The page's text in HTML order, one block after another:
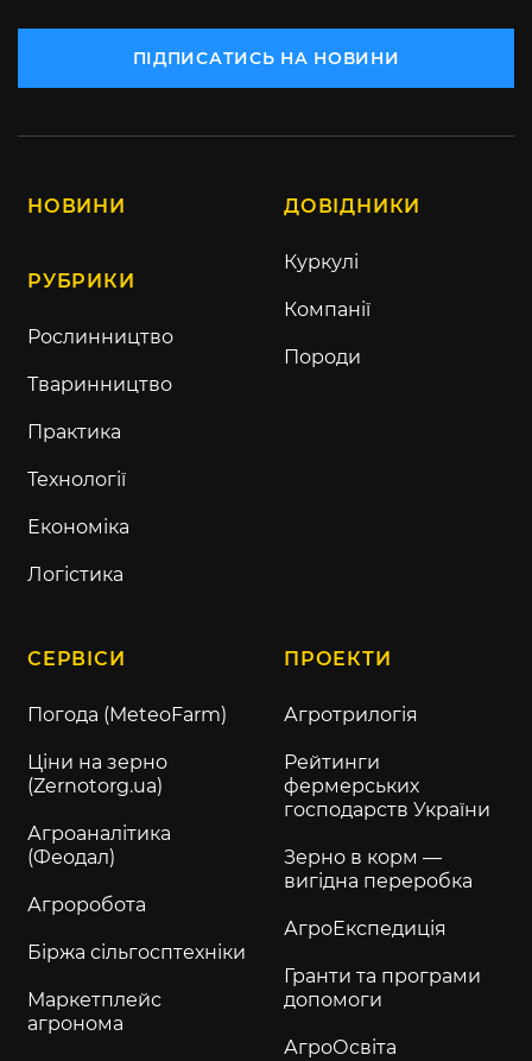
ПІДПИСАТИСЬ НА НОВИНИ
НОВИНИ
РУБРИКИ
Рослинництво
Тваринництво
Практика
Технології
Економіка
Логістика
ДОВІДНИКИ
Куркулі
Компанії
Породи
СЕРВІСИ
Погода (MeteoFarm)
Ціни на зерно
(Zernotorg.ua)
Агроаналітика
(Феодал)
Агроробота
Біржа сільгосптехніки
Маркетплейс
агронома
ПРОЕКТИ
Агротрилогія
Рейтинги
фермерських
господарств України
Зерно в корм —
вигідна переробка
АгроЕкспедиція
Гранти та програми
допомоги
АгроОсвіта